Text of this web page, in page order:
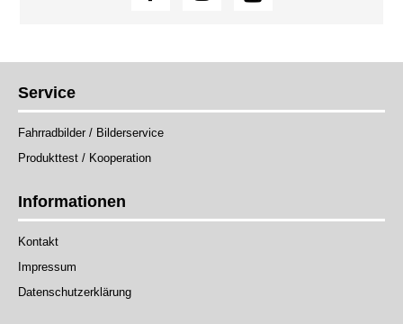
Service
Fahrradbilder / Bilderservice
Produkttest / Kooperation
Informationen
Kontakt
Impressum
Datenschutzerklärung